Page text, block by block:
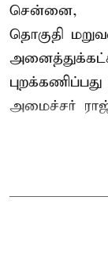
சென்னை,
தொகுதி
அமைச்சர்